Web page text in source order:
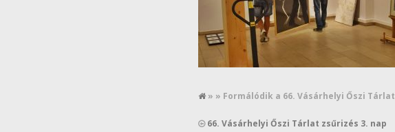
» » Formálódik a 66. Vásárhelyi Őszi Tárlat
66. Vásárhelyi Őszi Tárlat zsűrizés 3. nap